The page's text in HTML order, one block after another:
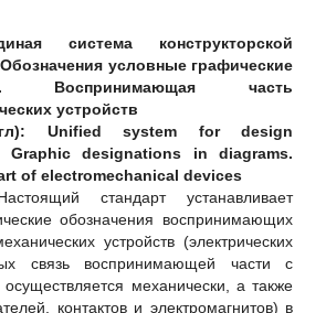
система конструкторской
условные графические
часть
устройств
Unified system for design
Graphic designations in diagrams.
of electromechanical devices
стандарт устанавливает
обозначения воспринимающих
устройств (электрических
связь воспринимающей части с
осуществляется механически, а также
контактов и электромагнитов) в